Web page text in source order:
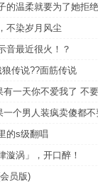
的温柔就要为了她拒
不染岁月风尘
音最近很火！？
狼传说??面筋传说
有一天你不爱我了 不
一个男人装疯卖傻都
的s级翻唱
漩涡」，开口醉！
员版)